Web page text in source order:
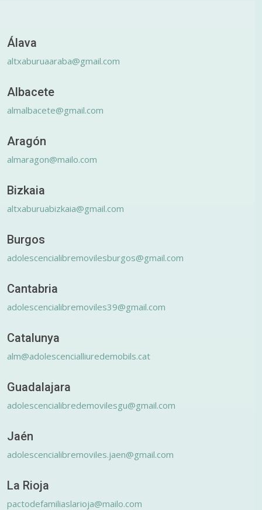
Álava
altxaburuaaraba@gmail.com
Albacete
almalbacete@gmail.com
Aragón
almaragon@mailo.com
Bizkaia
altxaburuabizkaia@gmail.com
Burgos
adolescencialibremovilesburgos@gmail.com
Cantabria
adolescencialibremoviles39@gmail.com
Catalunya
alm@adolescencialliuredemobils.cat
Guadalajara
adolescencialibredemovilesgu@gmail.com
Jaén
adolescencialibremoviles.jaen@gmail.com
La Rioja
pactodefamiliaslarioja@mailo.com